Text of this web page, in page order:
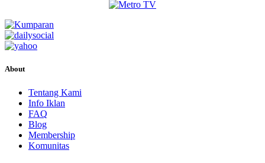
About
Tentang Kami
Info Iklan
FAQ
Blog
Membership
Komunitas